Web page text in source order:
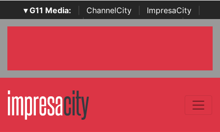
▾ G11 Media: ChannelCity ImpresaCity
SecurityOpenLab | Italian Channel Awards | Italian